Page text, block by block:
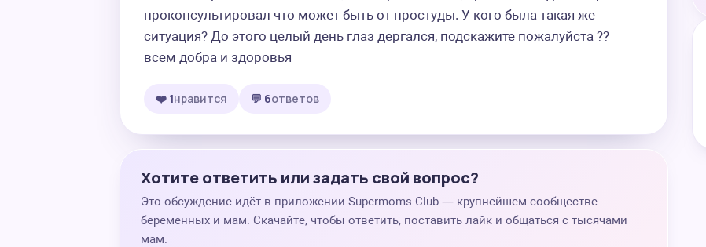
проконсультировал что может быть от простуды. У кого была такая же
ситуация? До этого целый день глаз дергался, подскажите пожалуйста ??
всем добра и здоровья
❤️ 1нравится 💬 6ответов
Хотите ответить или задать свой вопрос?
Это обсуждение идёт в приложении Supermoms Club — крупнейшем сообществе
беременных и мам. Скачайте, чтобы ответить, поставить лайк и общаться с тысячами
мам.